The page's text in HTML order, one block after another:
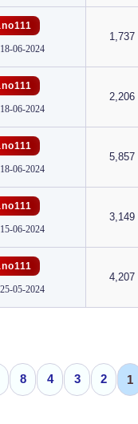
1,737
18-06-2024 10:04 مساءً
2,206
18-06-2024 09:05 مساءً
5,857
18-06-2024 08:40 مساءً
3,149
15-06-2024 10:58 مساءً
4,207
25-05-2024 04:52 مساءً
1
2
3
4
8